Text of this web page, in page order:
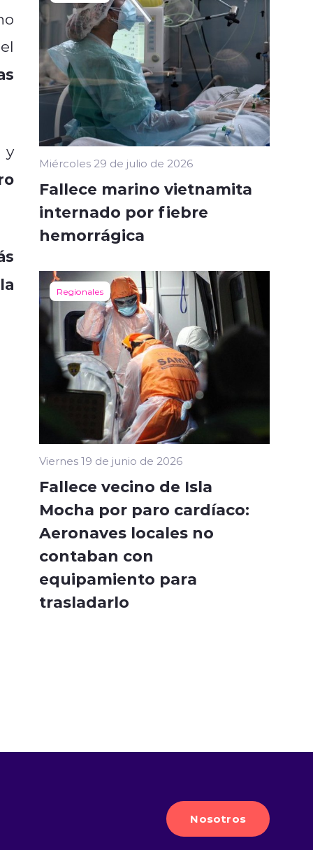
y
Miércoles 29 de julio de 2026
Fallece marino vietnamita
internado por fiebre
hemorrágica
Regionales
Viernes 19 de junio de 2026
Fallece vecino de Isla
Mocha por paro cardíaco:
Aeronaves locales no
contaban con
equipamiento para
trasladarlo
Nosotros